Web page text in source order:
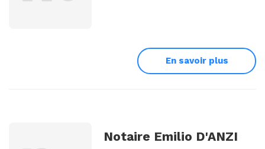
En savoir plus
Notaire Emilio D'ANZI